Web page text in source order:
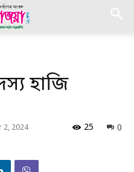
হাজি
2, 2024 0
25